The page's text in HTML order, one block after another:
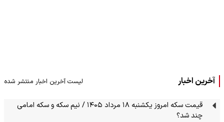
آخرین اخبار لیست آخرین اخبار منتشر شده
قیمت سکه امروز یکشنبه ۱۸ مرداد ۱۴۰۵ / نیم سکه و سکه امامی
چند شد؟